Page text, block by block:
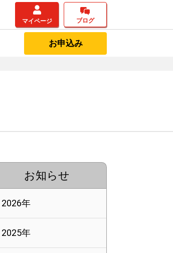
マイページ ブログ
お申込み
お知らせ
2026年
2025年